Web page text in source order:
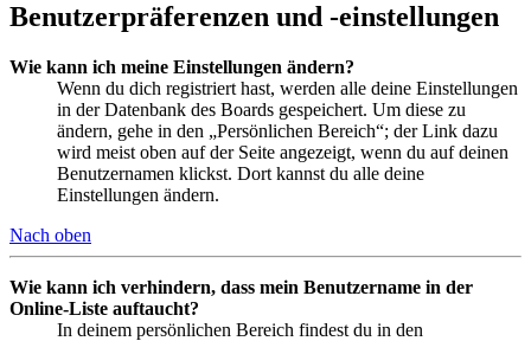
Benutzerpräferenzen und -einstellungen
Wie kann ich meine Einstellungen ändern?
Wenn du dich registriert hast, werden alle deine Einstellungen
in der Datenbank des Boards gespeichert. Um diese zu
ändern, gehe in den „Persönlichen Bereich“; der Link dazu
wird meist oben auf der Seite angezeigt, wenn du auf deinen
Benutzernamen klickst. Dort kannst du alle deine
Einstellungen ändern.
Nach oben
Wie kann ich verhindern, dass mein Benutzername in der
Online-Liste auftaucht?
In deinem persönlichen Bereich findest du in den